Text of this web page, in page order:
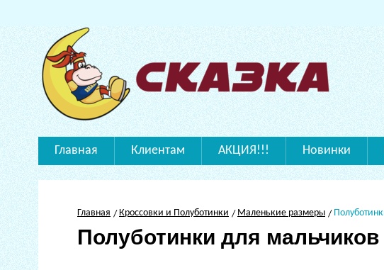
Главная Клиентам АКЦИЯ!!! Новинки
Главная Кроссовки и Полуботинки Маленькие размеры
Полуботинки для мальчиков